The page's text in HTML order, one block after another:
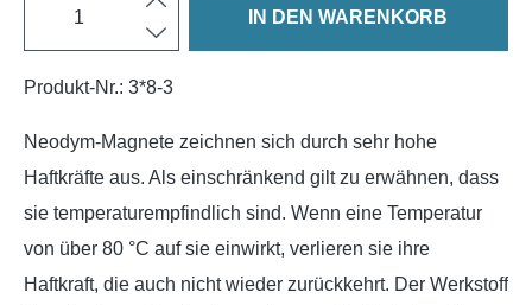
IN DEN WARENKORB
Produkt-Nr.: 3*8-3
Neodym-Magnete zeichnen sich durch sehr hohe
Haftkräfte aus. Als einschränkend gilt zu erwähnen, dass
sie temperaturempfindlich sind. Wenn eine Temperatur
von über 80 °C auf sie einwirkt, verlieren sie ihre
Haftkraft, die auch nicht wieder zurückkehrt. Der Werkstoff